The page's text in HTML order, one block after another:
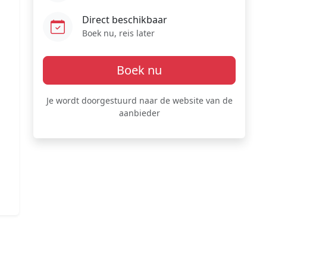
Direct beschikbaar
Boek nu, reis later
Boek nu
Je wordt doorgestuurd naar de website van de
aanbieder